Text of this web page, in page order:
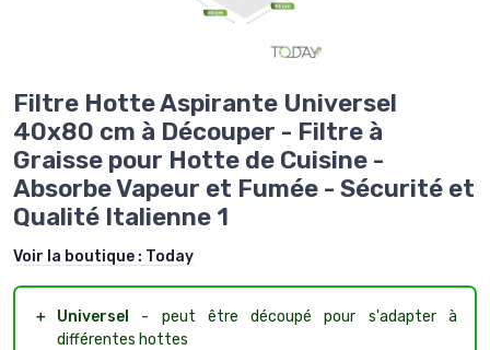
Filtre Hotte Aspirante Universel
40x80 cm à Découper - Filtre à
Graisse pour Hotte de Cuisine -
Absorbe Vapeur et Fumée - Sécurité et
Qualité Italienne 1
Voir la boutique : Today
＋ Universel
- peut être découpé pour s'adapter à
différentes hottes